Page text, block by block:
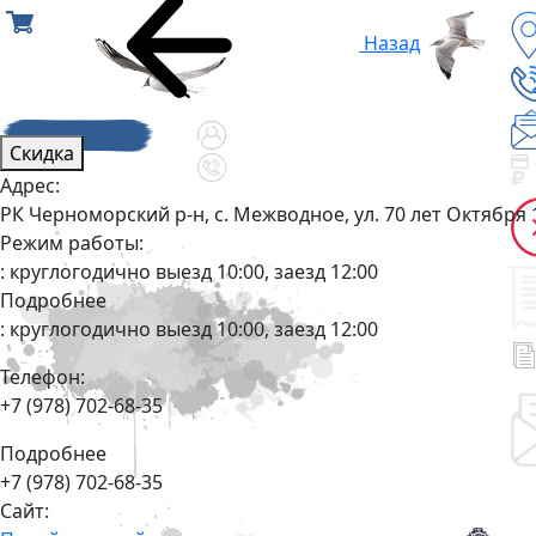
Назад
Скидка
Адрес:
РК Черноморский р-н, с. Межводное, ул. 70 лет Октября
Режим работы:
: круглогодично выезд 10:00, заезд 12:00
Подробнее
: круглогодично выезд 10:00, заезд 12:00
Телефон:
+7 (978) 702-68-35
Подробнее
+7 (978) 702-68-35
Сайт: